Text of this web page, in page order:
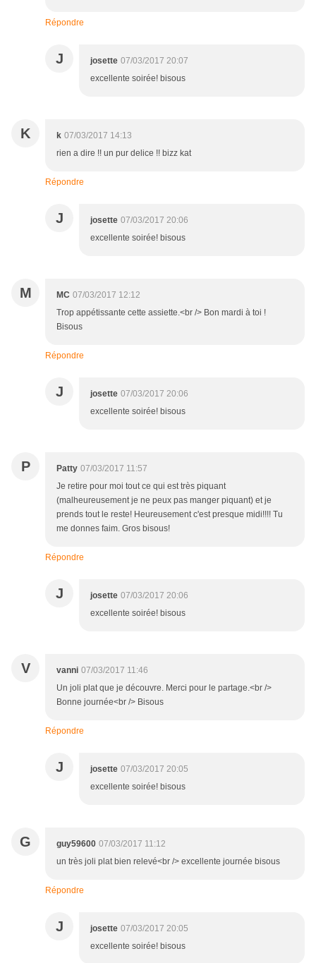
Répondre
J josette 07/03/2017 20:07
excellente soirée! bisous
K k 07/03/2017 14:13
rien a dire !! un pur delice !! bizz kat
Répondre
J josette 07/03/2017 20:06
excellente soirée! bisous
M MC 07/03/2017 12:12
Trop appétissante cette assiette.<br /> Bon mardi à toi !
Bisous
Répondre
J josette 07/03/2017 20:06
excellente soirée! bisous
P Patty 07/03/2017 11:57
Je retire pour moi tout ce qui est très piquant
(malheureusement je ne peux pas manger piquant) et je
prends tout le reste! Heureusement c'est presque midi!!!! Tu
me donnes faim. Gros bisous!
Répondre
J josette 07/03/2017 20:06
excellente soirée! bisous
V vanni 07/03/2017 11:46
Un joli plat que je découvre. Merci pour le partage.<br />
Bonne journée<br /> Bisous
Répondre
J josette 07/03/2017 20:05
excellente soirée! bisous
G guy59600 07/03/2017 11:12
un très joli plat bien relevé<br /> excellente journée bisous
Répondre
J josette 07/03/2017 20:05
excellente soirée! bisous